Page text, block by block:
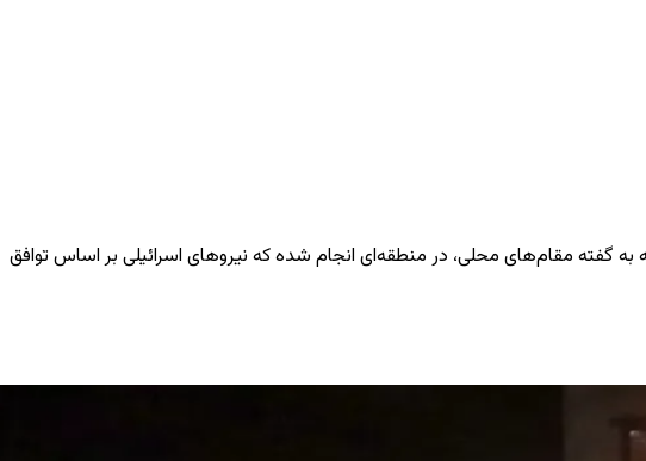
مقام‌های محلی، در منطقه‌ای انجام شده که نیروهای اسرائیلی بر اساس توافق